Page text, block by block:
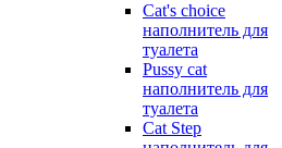
Cat's choice
наполнитель для
туалета
Pussy cat
наполнитель для
туалета
Cat Step